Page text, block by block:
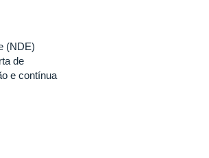
(NDE)
de
e contínua